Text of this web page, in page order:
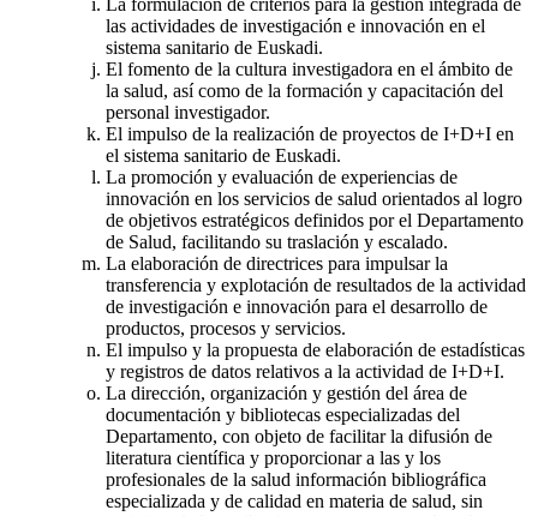
La formulación de criterios para la gestión integrada de
las actividades de investigación e innovación en el
sistema sanitario de Euskadi.
El fomento de la cultura investigadora en el ámbito de
la salud, así como de la formación y capacitación del
personal investigador.
El impulso de la realización de proyectos de I+D+I en
el sistema sanitario de Euskadi.
La promoción y evaluación de experiencias de
innovación en los servicios de salud orientados al logro
de objetivos estratégicos definidos por el Departamento
de Salud, facilitando su traslación y escalado.
La elaboración de directrices para impulsar la
transferencia y explotación de resultados de la actividad
de investigación e innovación para el desarrollo de
productos, procesos y servicios.
El impulso y la propuesta de elaboración de estadísticas
y registros de datos relativos a la actividad de I+D+I.
La dirección, organización y gestión del área de
documentación y bibliotecas especializadas del
Departamento, con objeto de facilitar la difusión de
literatura científica y proporcionar a las y los
profesionales de la salud información bibliográfica
especializada y de calidad en materia de salud, sin